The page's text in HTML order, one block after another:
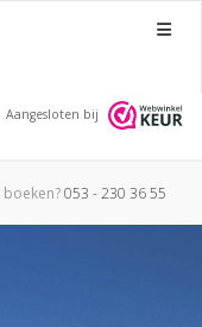
Menu
Aangesloten bij
boeken?053 - 230 36 55